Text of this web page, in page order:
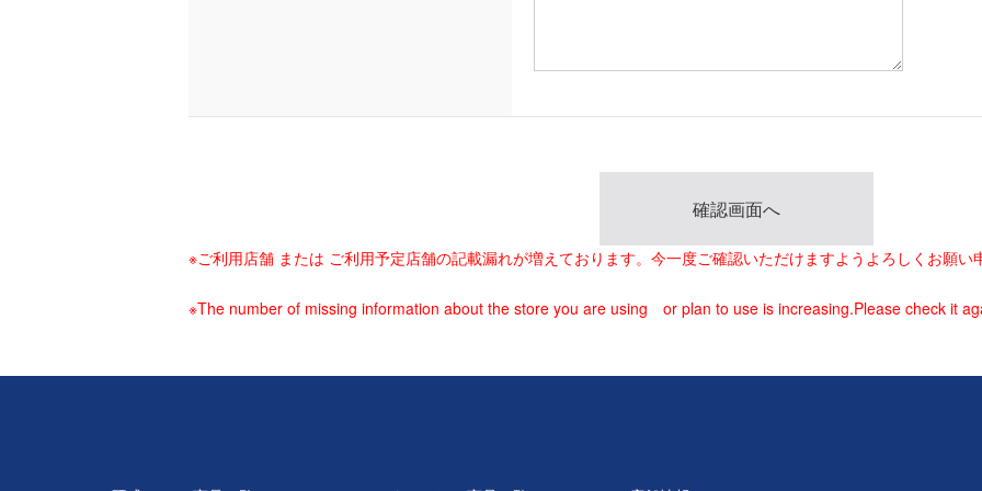
※ご利用店舗 または ご利用予定店舗の記載漏れが増えております。今一度ご確認いただけますようよろしくお願い
※The number of missing information about the store you are using or plan to use is increasing.Please check it